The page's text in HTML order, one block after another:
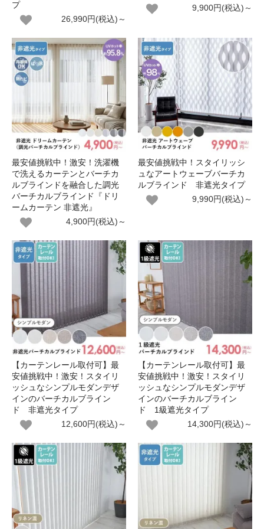
プ
26,990円(税込)～
9,900円(税込)～
最安値挑戦中！激安！洗濯機
で洗えるカーテンとバーチカ
ルブラインドを融合した調光
バーチカルブラインド『ドリ
ームカーテン 非遮光』
4,900円(税込)～
最安値挑戦中！スタイリッシ
ュなアートウェーブバーチカ
ルブラインド 非遮光タイプ
9,990円(税込)～
【カーテンレール取付可】最
安値挑戦中！激安！スタイリ
ッシュなシンプルモダンデザ
インのバーチカルブライン
ド 非遮光タイプ
12,600円(税込)～
【カーテンレール取付可】最
安値挑戦中！激安！スタイリ
ッシュなシンプルモダンデザ
インのバーチカルブライン
ド 1級遮光タイプ
14,300円(税込)～